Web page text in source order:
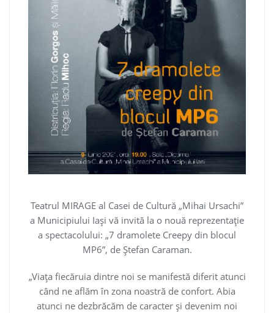
Teatrul MIRAGE al Casei de Cultură „Mihai Ursachi”
a Municipiului Iași vă invită la o nouă reprezentație
a spectacolului: „7 dramolete Creepy din blocul
MP6”, de Ștefan Caraman.
„Viața fiecăruia dintre noi se manifestă diferit atunci
când ne aflăm în zona noastră de confort. Abia
atunci ne dezbrăcăm de caracter și devenim noi